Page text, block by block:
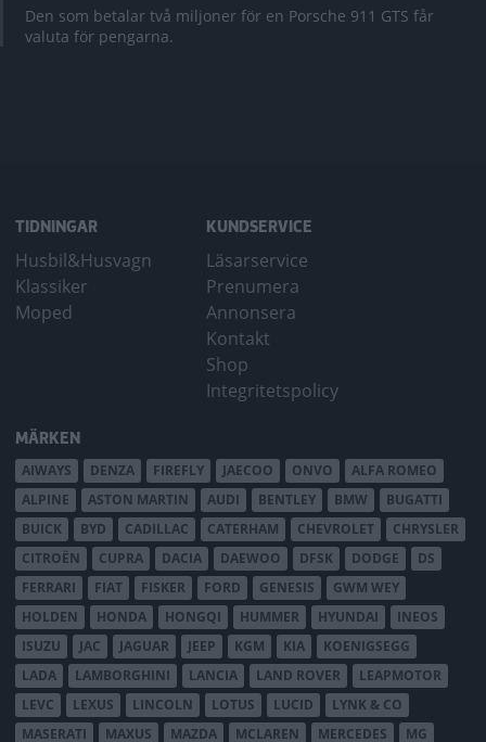
Den som betalar två miljoner för en Porsche 911 GTS får
valuta för pengarna.
TIDNINGAR
Husbil&Husvagn
Klassiker
Moped
KUNDSERVICE
Läsarservice
Prenumera
Annonsera
Kontakt
Shop
Integritetspolicy
MÄRKEN
AIWAYS DENZA FIREFLY JAECOO ONVO
ALFA ROMEO
ALPINE
ASTON MARTIN AUDI BENTLEY BMW
BUGATTI
BUICK
BYD CADILLAC CATERHAM CHEVROLET
CHRYSLER
CITROËN
CUPRA DACIA DAEWOO DFSK DODGE
DS
FERRARI
FIAT FISKER FORD GENESIS
GWM WEY
HOLDEN
HONDA HONGQI HUMMER HYUNDAI
INEOS
ISUZU
JAC JAGUAR JEEP KGM KIA
KOENIGSEGG
LADA
LAMBORGHINI LANCIA LAND ROVER
LEAPMOTOR
LEVC
LEXUS LINCOLN LOTUS LUCID
LYNK & CO
MASERATI
MAXUS MAZDA MCLAREN MERCEDES MG